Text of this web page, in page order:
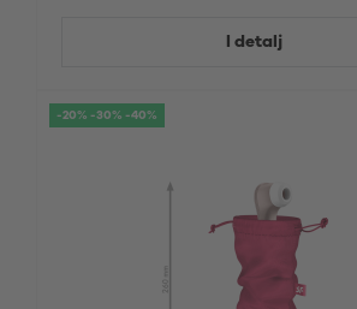
I detalj
-20% -30% -40%